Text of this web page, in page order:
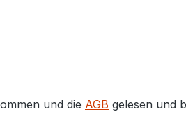
und die AGB gelesen und